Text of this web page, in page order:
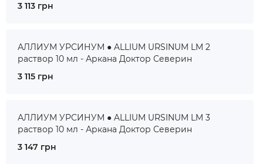
3 113 грн
АЛЛИУМ УРСИНУМ ● ALLIUM URSINUM LM 2
раствор 10 мл - Аркана Доктор Северин
3 115 грн
АЛЛИУМ УРСИНУМ ● ALLIUM URSINUM LM 3
раствор 10 мл - Аркана Доктор Северин
3 147 грн